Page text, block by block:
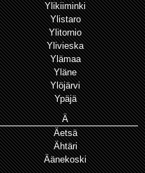
Ylikiiminki
Ylistaro
Ylitornio
Ylivieska
Ylämaa
Yläne
Ylöjärvi
Ypäjä
Ä
Äetsä
Ähtäri
Äänekoski